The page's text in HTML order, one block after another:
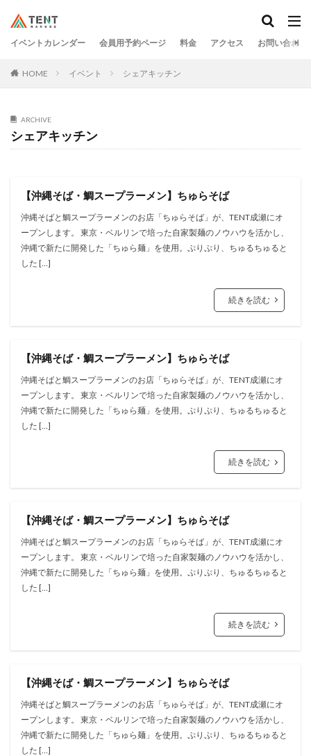
イベントカレンダー 会員用予約ページ 料金 アクセス お問い合わせ
HOME イベント シェアキッチン
ARCHIVE
シェアキッチン
【沖縄そば・鯛スープラーメン】ちゅらそば
沖縄そばと鯛スープラーメンのお店「ちゅらそば」が、TENT成瀬にオ
ープンします。 東京・ベルリンで培った自家製麺のノウハウを活かし、
沖縄で新たに開発した「ちゅら麺」を使用。ぷりぷり、ちゅるちゅると
した […]
続きを読む
【沖縄そば・鯛スープラーメン】ちゅらそば
沖縄そばと鯛スープラーメンのお店「ちゅらそば」が、TENT成瀬にオ
ープンします。 東京・ベルリンで培った自家製麺のノウハウを活かし、
沖縄で新たに開発した「ちゅら麺」を使用。ぷりぷり、ちゅるちゅると
した […]
続きを読む
【沖縄そば・鯛スープラーメン】ちゅらそば
沖縄そばと鯛スープラーメンのお店「ちゅらそば」が、TENT成瀬にオ
ープンします。 東京・ベルリンで培った自家製麺のノウハウを活かし、
沖縄で新たに開発した「ちゅら麺」を使用。ぷりぷり、ちゅるちゅると
した […]
続きを読む
【沖縄そば・鯛スープラーメン】ちゅらそば
沖縄そばと鯛スープラーメンのお店「ちゅらそば」が、TENT成瀬にオ
ープンします。 東京・ベルリンで培った自家製麺のノウハウを活かし、
沖縄で新たに開発した「ちゅら麺」を使用。ぷりぷり、ちゅるちゅると
した […]